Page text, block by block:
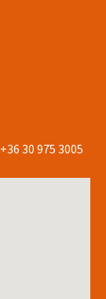
+36 30 975 3005